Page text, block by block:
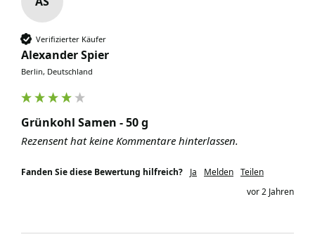
Verifizierter Käufer
Alexander Spier
Berlin, Deutschland
Grünkohl Samen - 50 g
Rezensent hat keine Kommentare hinterlassen.
Fanden Sie diese Bewertung hilfreich? Ja Melden Teilen
vor 2 Jahren